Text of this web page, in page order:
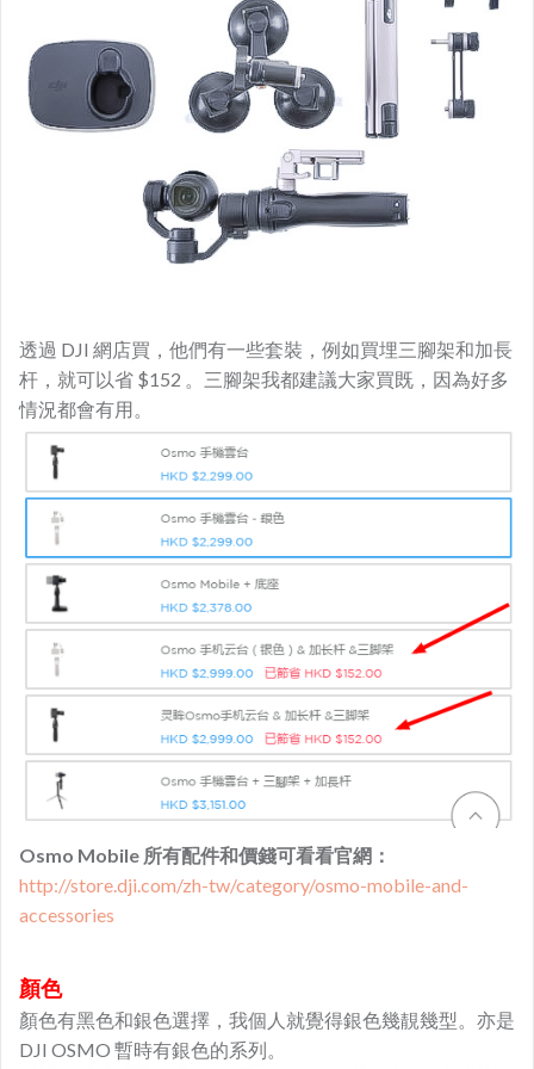
透過 DJI 網店買，他們有一些套裝，例如買埋三腳架和加長
杆，就可以省 $152 。三腳架我都建議大家買既，因為好多
情況都會有用。
Osmo Mobile 所有配件和價錢可看看官網：
http://store.dji.com/zh-tw/category/osmo-mobile-and-
accessories
顏色
顏色有黑色和銀色選擇，我個人就覺得銀色幾靚幾型。亦是
DJI OSMO 暫時有銀色的系列。